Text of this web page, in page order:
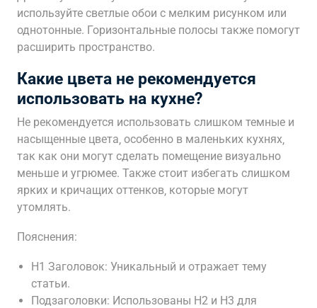
используйте светлые обои с мелким рисунком или
однотонные. Горизонтальные полосы также помогут
расширить пространство.
Какие цвета не рекомендуется
использовать на кухне?
Не рекомендуется использовать слишком темные и
насыщенные цвета‚ особенно в маленьких кухнях‚
так как они могут сделать помещение визуально
меньше и угрюмее. Также стоит избегать слишком
ярких и кричащих оттенков‚ которые могут
утомлять.
Пояснения:
H1 Заголовок: Уникальный и отражает тему
статьи.
Подзаголовки: Использованы H2 и H3 для